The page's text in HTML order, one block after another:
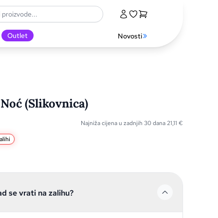
Outlet Novosti
(Slikovnica)
Najniža cijena u zadnjih 30 dana 21,11 €
se vrati na zalihu?